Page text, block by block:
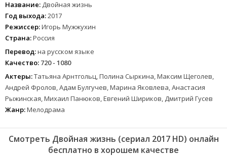
Название: Двойная жизнь
Год выхода:2017
Режиссер:Игорь Мужжухин
Страна:Россия
Перевод:на русском языке
Качество: 720 - 1080
Актеры:Татьяна Арнтгольц, Полина Сыркина, Максим Щеголев,
Андрей Фролов, Адам Булгучев, Марина Яковлева, Анастасия
Рыжинская, Михаил Панюков, Евгений Шириков, Дмитрий Гусев
Жанр:Мелодрама
Смотреть Двойная жизнь (сериал 2017 HD) онлайн
бесплатно в хорошем качестве